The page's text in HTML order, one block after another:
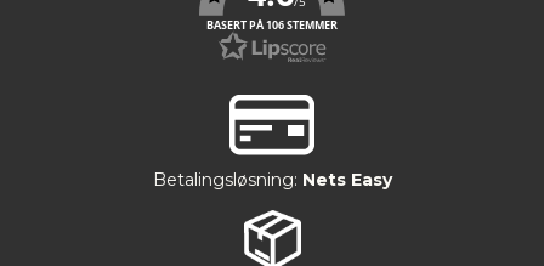
BASERT PÅ 106 STEMMER
Betalingsløsning: Nets Easy